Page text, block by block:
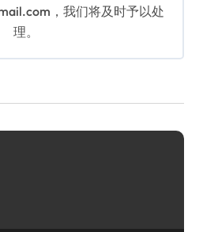
，我们将及时予以处
理。